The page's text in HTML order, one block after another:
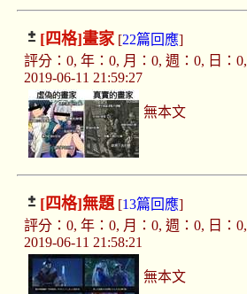
[四格]畫家[22篇回應]
評分：0, 年：0, 月：0, 週：0, 日：
2019-06-11 21:59:27
無本文
[四格]無題[13篇回應]
評分：0, 年：0, 月：0, 週：0, 日：
2019-06-11 21:58:21
無本文